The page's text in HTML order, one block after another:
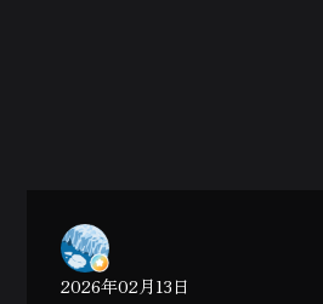
2026年02月13日